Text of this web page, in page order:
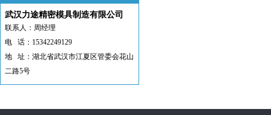
武汉力途精密模具制造有限公司
联系人：周经理
电 话：15342249129
地 址：湖北省武汉市江夏区管委会花山
二路5号